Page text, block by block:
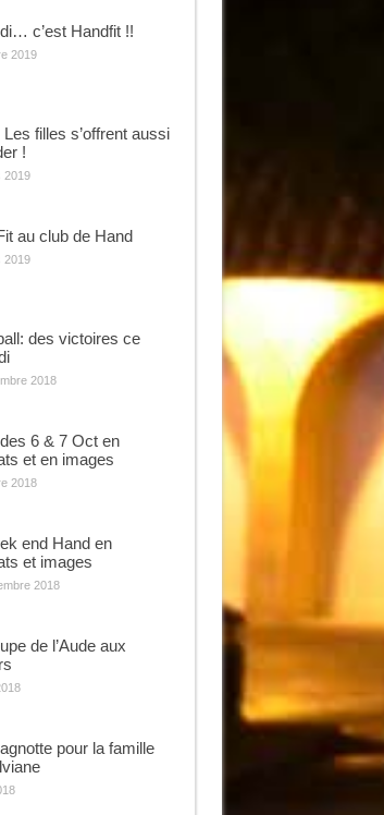
c’est Handfit !!
2019
Les filles s’offrent aussi
!
2019
au club de Hand
2019
des victoires ce
2018
6 & 7 Oct en
et en images
2018
end Hand en
et images
2018
de l’Aude aux
pour la famille